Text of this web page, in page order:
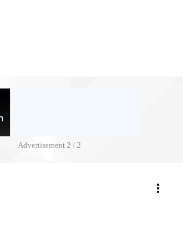
Advertisement 2 / 2
more_vert